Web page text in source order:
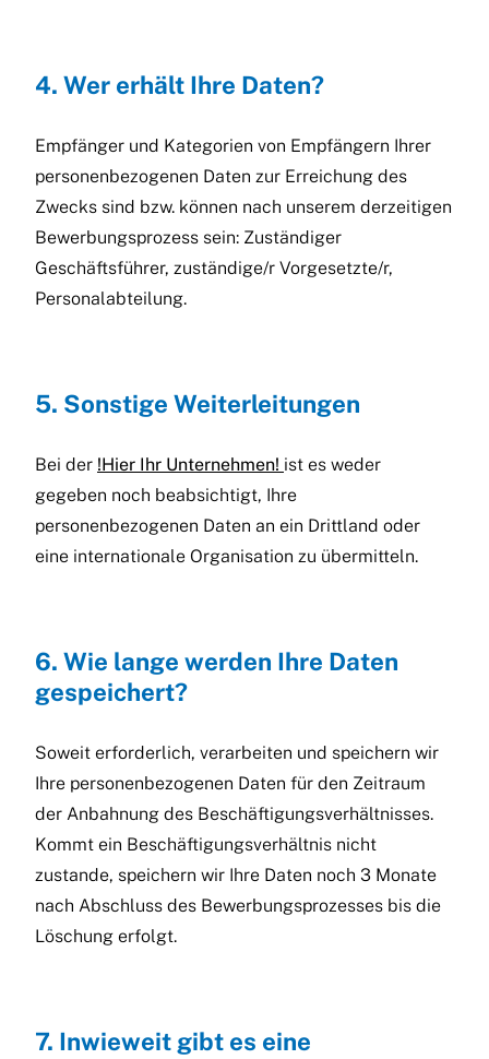
4. Wer erhält Ihre Daten?
Empfänger und Kategorien von Empfängern Ihrer
personenbezogenen Daten zur Erreichung des
Zwecks sind bzw. können nach unserem derzeitigen
Bewerbungsprozess sein: Zuständiger
Geschäftsführer, zuständige/r Vorgesetzte/r,
Personalabteilung.
5. Sonstige Weiterleitungen
Bei der !Hier Ihr Unternehmen! ist es weder
gegeben noch beabsichtigt, Ihre
personenbezogenen Daten an ein Drittland oder
eine internationale Organisation zu übermitteln.
6. Wie lange werden Ihre Daten
gespeichert?
Soweit erforderlich, verarbeiten und speichern wir
Ihre personenbezogenen Daten für den Zeitraum
der Anbahnung des Beschäftigungsverhältnisses.
Kommt ein Beschäftigungsverhältnis nicht
zustande, speichern wir Ihre Daten noch 3 Monate
nach Abschluss des Bewerbungsprozesses bis die
Löschung erfolgt.
7. Inwieweit gibt es eine